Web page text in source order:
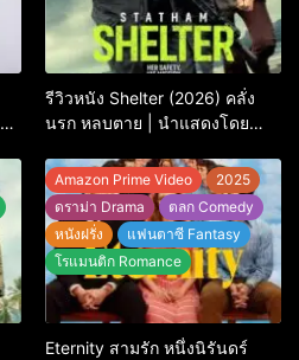
รีวิวหนัง Shelter (2026) คลั่ง
นรก หลบตาย | นำแสดงโดย
Amazon Prime Video
2025
ดราม่า Drama
ตลก Comedy
หนังฝรั่ง
แฟนตาซี Fantasy
โรแมนติก Romance
Eternity สามรัก หนึ่งนิรันดร์